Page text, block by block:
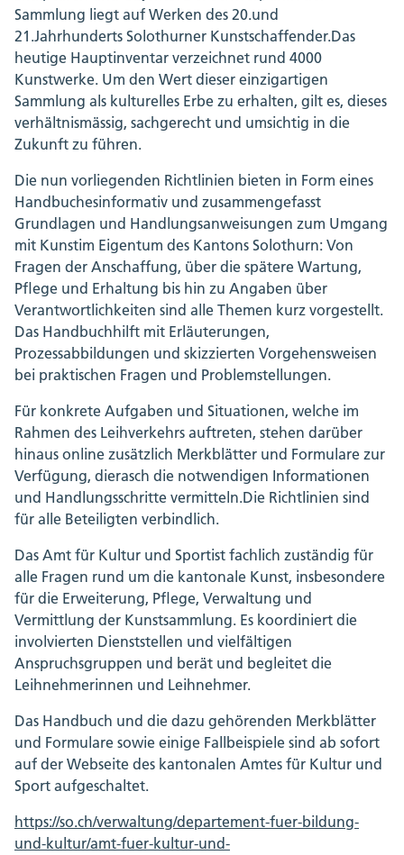
Sammlung liegt auf Werken des 20.und
21.Jahrhunderts Solothurner Kunstschaffender.Das
heutige Hauptinventar verzeichnet rund 4000
Kunstwerke. Um den Wert dieser einzigartigen
Sammlung als kulturelles Erbe zu erhalten, gilt es, dieses
verhältnismässig, sachgerecht und umsichtig in die
Zukunft zu führen.
Die nun vorliegenden Richtlinien bieten in Form eines
Handbuchesinformativ und zusammengefasst
Grundlagen und Handlungsanweisungen zum Umgang
mit Kunstim Eigentum des Kantons Solothurn: Von
Fragen der Anschaffung, über die spätere Wartung,
Pflege und Erhaltung bis hin zu Angaben über
Verantwortlichkeiten sind alle Themen kurz vorgestellt.
Das Handbuchhilft mit Erläuterungen,
Prozessabbildungen und skizzierten Vorgehensweisen
bei praktischen Fragen und Problemstellungen.
Für konkrete Aufgaben und Situationen, welche im
Rahmen des Leihverkehrs auftreten, stehen darüber
hinaus online zusätzlich Merkblätter und Formulare zur
Verfügung, dierasch die notwendigen Informationen
und Handlungsschritte vermitteln.Die Richtlinien sind
für alle Beteiligten verbindlich.
Das Amt für Kultur und Sportist fachlich zuständig für
alle Fragen rund um die kantonale Kunst, insbesondere
für die Erweiterung, Pflege, Verwaltung und
Vermittlung der Kunstsammlung. Es koordiniert die
involvierten Dienststellen und vielfältigen
Anspruchsgruppen und berät und begleitet die
Leihnehmerinnen und Leihnehmer.
Das Handbuch und die dazu gehörenden Merkblätter
und Formulare sowie einige Fallbeispiele sind ab sofort
auf der Webseite des kantonalen Amtes für Kultur und
Sport aufgeschaltet.
https://so.ch/verwaltung/departement-fuer-bildung-
und-kultur/amt-fuer-kultur-und-